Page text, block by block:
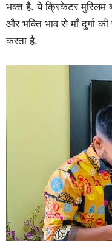
भक्त है. ये क्रिकेटर मुस्लिम
और भक्ति भाव से माँ दुर्गा
करता है.